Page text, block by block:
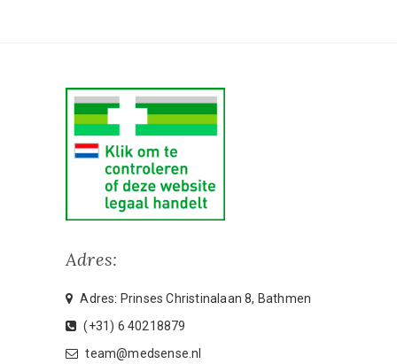
Adres:
Adres: Prinses Christinalaan 8, Bathmen
(+31) 6 40218879
team@medsense.nl